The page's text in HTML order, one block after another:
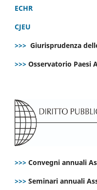
ECHR
CJEU
>>> Giurisprudenza
>>> Osservatorio Paesi
>>> Convegni annuali
>>> Seminari annuali